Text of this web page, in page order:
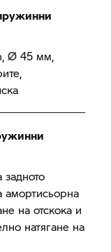
Ø 45 мм,
амортисьорна
на отскока и
натягане на